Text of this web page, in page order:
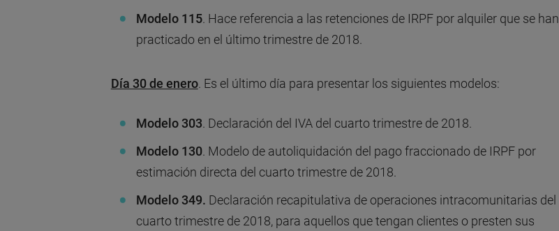
Modelo 115. Hace referencia a las retenciones de IRPF por alquiler que se han
practicado en el último trimestre de 2018.
Día 30 de enero. Es el último día para presentar los siguientes modelos:
Modelo 303 . Declaración del IVA del cuarto trimestre de 2018.
Modelo 130. Modelo de autoliquidación del pago fraccionado de IRPF por
estimación directa del cuarto trimestre de 2018.
Modelo 349. Declaración recapitulativa de operaciones intracomunitarias del
cuarto trimestre de 2018, para aquellos que tengan clientes o presten sus